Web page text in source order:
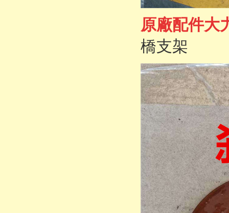
原廠配件大
橋支架